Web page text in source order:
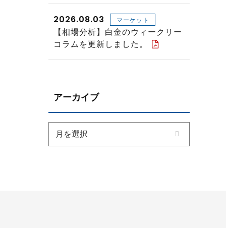
2026.08.03 マーケット
【相場分析】白金のウィークリー
コラムを更新しました。
アーカイブ